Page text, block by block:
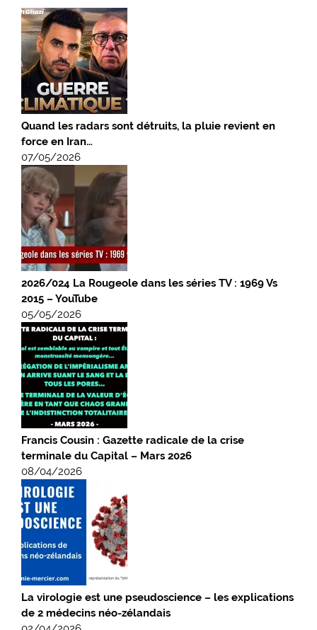
Quand les radars sont détruits, la pluie revient en
force en Iran…
07/05/2026
2026/024 La Rougeole dans les séries TV : 1969 Vs
2015 – YouTube
05/05/2026
Francis Cousin : Gazette radicale de la crise
terminale du Capital – Mars 2026
08/04/2026
La virologie est une pseudoscience – les explications
de 2 médecins néo-zélandais